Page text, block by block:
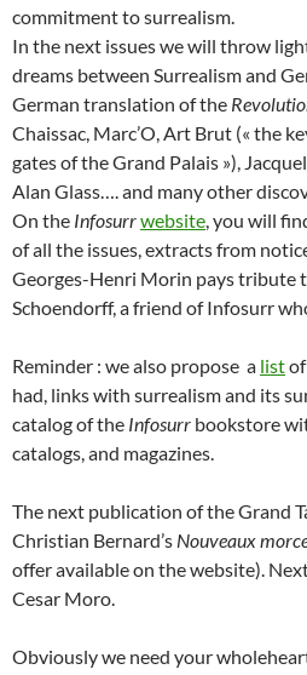
commitment to surrealism.
In the next issues we will throw
dreams between Surrealism and
German translation of the
Chaissac, Marc’O, Art Brut (« the
gates of the Grand Palais »),
Alan Glass…. and many other
On the Infosurrwebsite, you will
of all the issues, extracts from
Georges-Henri Morin pays tribute
Schoendorff, a friend of Infosurr
Reminder : we also propose a list
had, links with surrealism and its
catalog of the Infosurr bookstore
catalogs, and magazines.
The next publication of the Grand
Christian Bernard’s Nouveaux
offer available on the website).
Cesar Moro.
Obviously we need your